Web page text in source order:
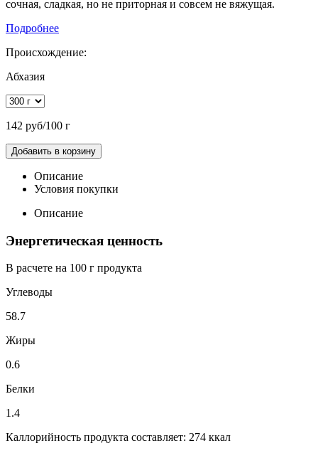
сочная, сладкая, но не приторная и совсем не вяжущая.
Подробнее
Происхождение:
Абхазия
142 руб/100 г
Добавить в корзину
Описание
Условия покупки
Описание
Энергетическая ценность
В расчете на 100 г продукта
Углеводы
58.7
Жиры
0.6
Белки
1.4
Каллорийность продукта составляет: 274 ккал